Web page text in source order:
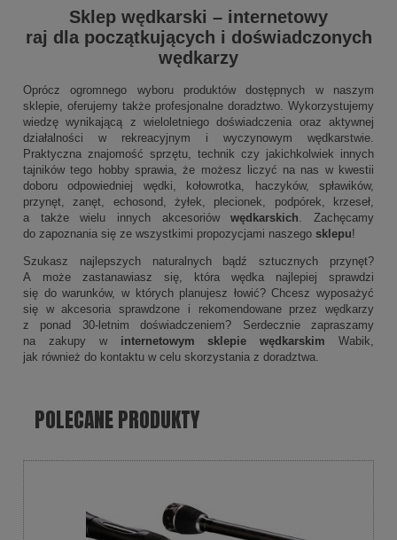
Sklep wędkarski – internetowy
raj dla początkujących i doświadczonych
wędkarzy
Oprócz ogromnego wyboru produktów dostępnych w naszym
sklepie, oferujemy także profesjonalne doradztwo. Wykorzystujemy
wiedzę wynikającą z wieloletniego doświadczenia oraz aktywnej
działalności w rekreacyjnym i wyczynowym wędkarstwie.
Praktyczna znajomość sprzętu, technik czy jakichkolwiek innych
tajników tego hobby sprawia, że możesz liczyć na nas w kwestii
doboru odpowiedniej wędki, kołowrotka, haczyków, spławików,
przynęt, zanęt, echosond, żyłek, plecionek, podpórek, krzeseł,
a także wielu innych akcesoriówwędkarskich . Zachęcamy
do zapoznania się ze wszystkimi propozycjami naszego sklepu!
Szukasz najlepszych naturalnych bądź sztucznych przynęt?
A może zastanawiasz się, która wędka najlepiej sprawdzi
się do warunków, w których planujesz łowić? Chcesz wyposażyć
się w akcesoria sprawdzone i rekomendowane przez wędkarzy
z ponad 30-letnim doświadczeniem? Serdecznie zapraszamy
na zakupy w internetowym sklepie wędkarskim Wabik,
jak również do kontaktu w celu skorzystania z doradztwa.
POLECANE PRODUKTY